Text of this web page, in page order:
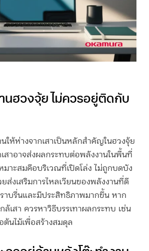
นฮวงจุ้ยไม่ควรอยู่ติดกับ
นให้ห่างจากเสาเป็นหลักสำคัญในฮวงจุ้ย
เสาอาจส่งผลกระทบต่อพลังงานในพื้นที่
มาะสมคือบริเวณที่เปิดโล่ง ไม่ถูกบดบัง
ส่งเสริมการไหลเวียนของพลังงานที่ดี
าบรื่นและมีประสิทธิภาพมากขึ้น หาก
กล้เสา ควรหาวิธีบรรเทาผลกระทบ เช่น
ต้นไม้เพื่อสร้างสมดุล